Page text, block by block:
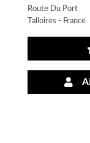
Route Du Port
Talloires - France